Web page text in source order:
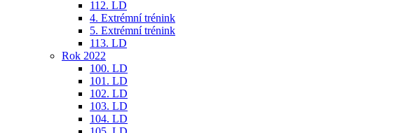
112. LD
4. Extrémní trénink
5. Extrémní trénink
113. LD
Rok 2022
100. LD
101. LD
102. LD
103. LD
104. LD